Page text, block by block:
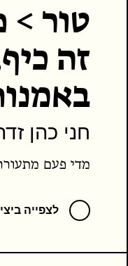
טור >
זה
חני כהן
מדי פעם
הדיון על
אמנים
לצפייה